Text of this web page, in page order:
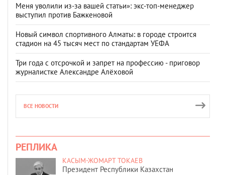
Меня уволили из-за вашей статьи»: экс-топ-менеджер
выступил против Бажкеновой
Новый символ спортивного Алматы: в городе строится
стадион на 45 тысяч мест по стандартам УЕФА
Три года с отсрочкой и запрет на профессию - приговор
журналистке Александре Алёховой
ВСЕ НОВОСТИ
РЕПЛИКА
КАСЫМ-ЖОМАРТ ТОКАЕВ
Президент Республики Казахстан